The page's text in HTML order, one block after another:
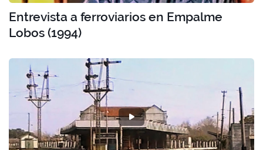
Entrevista a ferroviarios en Empalme
Lobos (1994)